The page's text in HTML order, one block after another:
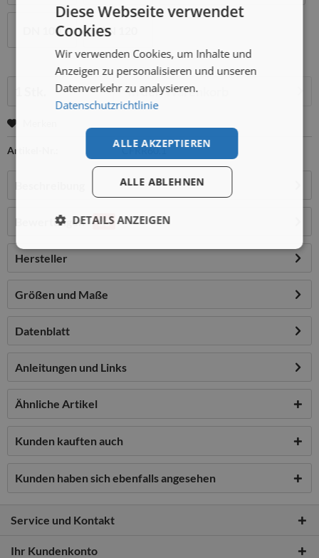
DN 100 DN 120
In denWarenkorb
Artikel-Nr.: CFRR60.1
Beschreibung
Bewertungen 50
Hersteller
Größen und Maße
Datenblatt
Anleitungen und Links
Ähnliche Artikel
Kunden kauften auch
Kunden haben sich ebenfalls angesehen
Service und Kontakt
Ihr Kundenkonto
Diese Webseite verwendet
Cookies
Wir verwenden Cookies, um Inhalte und
Anzeigen zu personalisieren und unseren
Datenverkehr zu analysieren.
Datenschutzrichtlinie
ALLE AKZEPTIEREN
ALLE ABLEHNEN
DETAILS ANZEIGEN